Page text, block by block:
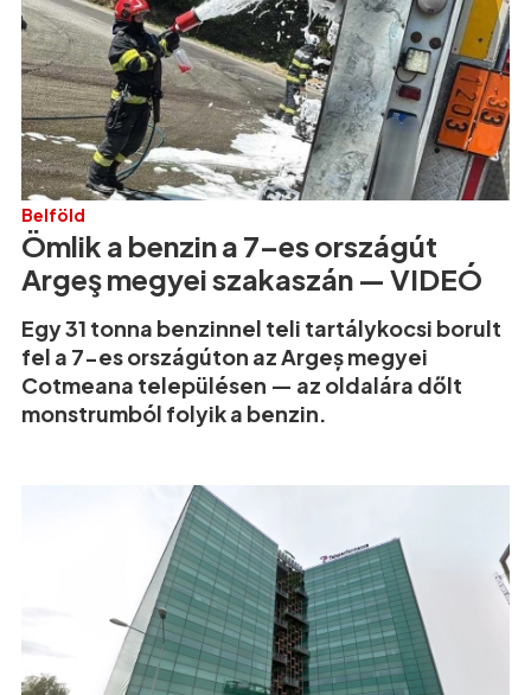
Belföld
Ömlik a benzin a 7–es országút
Argeş megyei szakaszán — VIDEÓ
Egy 31 tonna benzinnel teli tartálykocsi borult
fel a 7-es országúton az Argeș megyei
Cotmeana településen — az oldalára dőlt
monstrumból folyik a benzin.